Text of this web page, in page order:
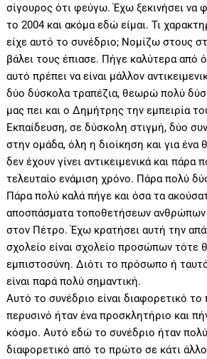
σίγουρος ότι φεύγω. Έχω ξεκινήσει να
το 2004 και ακόμα εδώ είμαι. Τι
είχε αυτό το συνέδριο; Νομίζω στους
βάλει τους έπιασε. Πήγε καλύτερα από
αυτό πρέπει να είναι μάλλον
δύο δύσκολα τραπέζια, θεωρώ πολύ
μας πει και ο Δημήτρης την εμπειρία
Εκπαίδευση, σε δύσκολη στιγμή, δύο
στην ομάδα, όλη η διοίκηση και για ένα
δεν έχουν γίνει αντικειμενικά και πάρα
τελευταίο ενάμιση χρόνο. Πάρα πολύ
Πάρα πολύ καλά πήγε και όσα τα
αποσπάσματα τοποθετήσεων ανθρώπων
στον Πέτρο. Έχω κρατήσει αυτή την
σχολείο είναι σχολείο προσώπων τότε
εμπιστοσύνη. Διότι το πρόσωπο ή
είναι παρά πολύ σημαντική.
Αυτό το συνέδριο είναι διαφορετικό το
περυσινό ήταν ένα προσκλητήριο και
κόσμο. Αυτό εδώ το συνέδριο ήταν
διαφορετικό από το πρώτο σε κάτι